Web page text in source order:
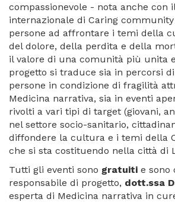
compassionevole - nota anche con
internazionale di Caring
persone ad affrontare i temi della
del dolore, della perdita e della
il valore di una comunità più unita
progetto si traduce sia in percorsi
persone in condizione di fragilità
Medicina narrativa, sia in eventi
rivolti a vari tipi di target (giovani,
nel settore socio-sanitario,
diffondere la cultura e i temi della
che si sta costituendo nella città di
Tutti gli eventi sono gratuiti e sono
responsabile di progetto, dott.ssa
esperta di Medicina narrativa in